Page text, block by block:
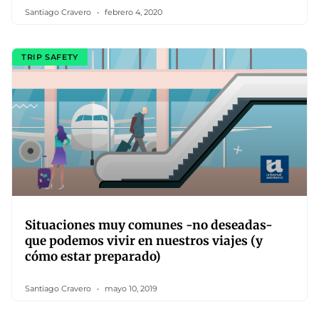
Santiago Cravero febrero 4, 2020
TRIP SAFETY
Situaciones muy comunes -no deseadas-
que podemos vivir en nuestros viajes (y
cómo estar preparado)
Santiago Cravero mayo 10, 2019